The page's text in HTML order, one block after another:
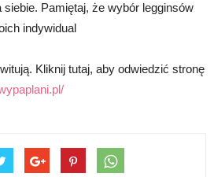
Pamiętaj, że wybór legginsów
indywidual
Kliknij tutaj, aby odwiedzić stronę